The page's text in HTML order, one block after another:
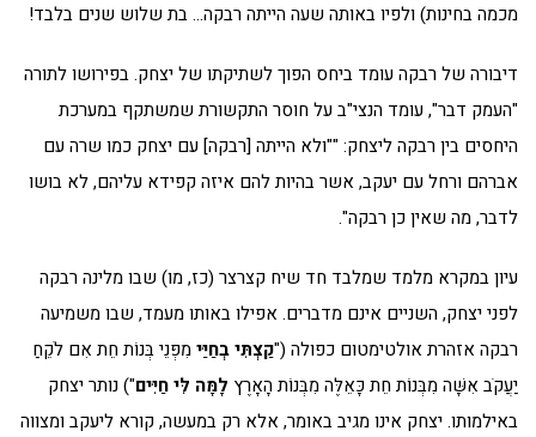
מכמה בחינות) ולפיו באותה שעה הייתה רבקה… בת שלוש שנים בלבד!
דיבורה של רבקה עומד ביחס הפוך לשתיקתו של יצחק. בפירושו לתורה
"העמק דבר", עומד הנצי"ב על חוסר התקשורת שמשתקף במערכת
היחסים בין רבקה ליצחק: ""ולא הייתה [רבקה] עם יצחק כמו שרה עם
אברהם ורחל עם יעקב, אשר בהיות להם איזה קפידא עליהם, לא בושו
לדבר, מה שאין כן רבקה".
עיון במקרא מלמד שמלבד חד שיח קצרצר (כז, מו) שבו מלינה רבקה
לפני יצחק, השניים אינם מדברים. אפילו באותו מעמד, שבו משמיעה
רבקה אזהרת אולטימטום כפולה ("קַצְתִּי בְחַיַּימִפְּנֵי בְּנוֹת חֵת אִם לֹקֵחַ
יַעֲקֹב אִשָּׁה מִבְּנוֹת חֵת כָּאֵלֶּה מִבְּנוֹת הָאָרֶץ לָמָּה לִּי חַיִּים") נותר יצחק
באילמותו. יצחק אינו מגיב באומר, אלא רק במעשה, קורא ליעקב ומצווה